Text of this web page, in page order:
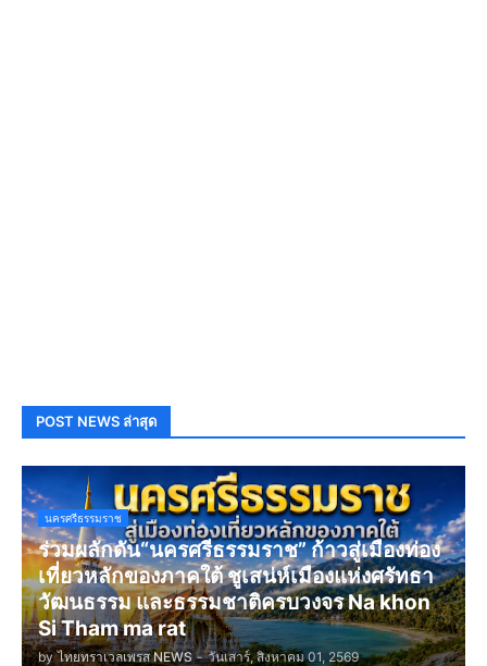
POST NEWS ล่าสุด
นครศรีธรรมราช
ร่วมผลักดัน“นครศรีธรรมราช” ก้าวสู่เมืองท่อง
เที่ยวหลักของภาคใต้ ชูเสน่ห์เมืองแห่งศรัทธา
วัฒนธรรม และธรรมชาติครบวงจร Na khon
Si Tham ma rat
by ไทยทราเวลเพรส NEWS - วันเสาร์, สิงหาคม 01, 2569